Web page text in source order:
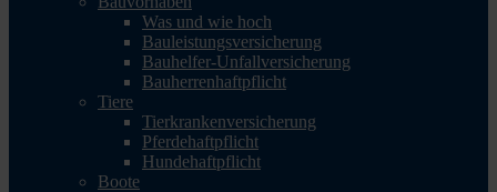
Was und wie hoch
Bauleistungsversicherung
Bauhelfer-Unfallversicherung
Bauherrenhaftpflicht
Tiere
Tierkrankenversicherung
Pferdehaftpflicht
Hundehaftpflicht
Boote